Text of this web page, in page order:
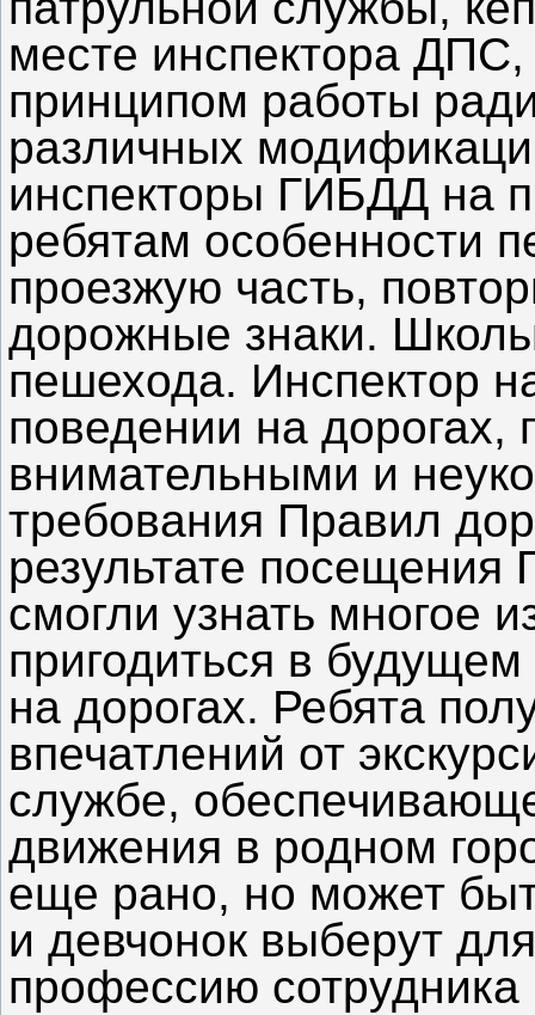
месте инспектора
принципом работы
различных
инспекторы ГИБДД на
ребятам особенности
проезжую часть,
дорожные знаки.
пешехода. Инспектор
поведении на дорогах,
внимательными и
требования Правил
результате посещения
смогли узнать многое
пригодиться в
на дорогах. Ребята
впечатлений от
службе,
движения в родном
еще рано, но может
и девчонок выберут
профессию